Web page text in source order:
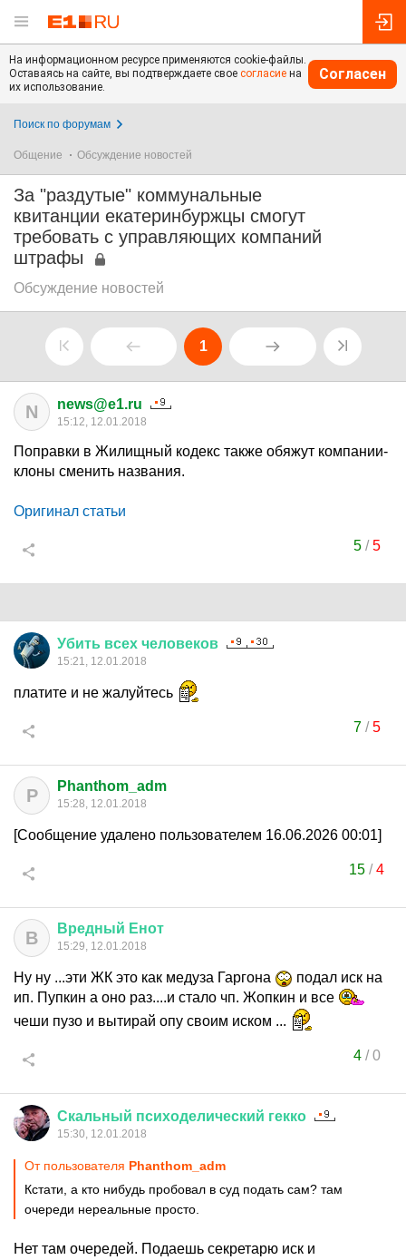
На информационном ресурсе применяются cookie-файлы.
Оставаясь на сайте, вы подтверждаете свое согласие на
их использование.
Согласен
Поиск по форумам
Общение Обсуждение новостей
За "раздутые" коммунальные
квитанции екатеринбуржцы смогут
требовать с управляющих компаний
штрафы
Обсуждение новостей
1
N news@e1.ru
15:12, 12.01.2018
Поправки в Жилищный кодекс также обяжут компании-
клоны сменить названия.
Оригинал статьи
5/5
Убить всех человеков
15:21, 12.01.2018
платите и не жалуйтесь
7/5
P Phanthom_adm
15:28, 12.01.2018
[Сообщение удалено пользователем 16.06.2026 00:01]
15 /4
В Вредный Енот
15:29, 12.01.2018
Ну ну ...эти ЖК это как медуза Гаргона
подал иск на
ип. Пупкин а оно раз....и стало чп. Жопкин и все
чеши пузо и вытирай опу своим иском ...
4/0
Скальный психоделический гекко
15:30, 12.01.2018
От пользователя Phanthom_adm
Кстати, а кто нибудь пробовал в суд подать сам? там
очереди нереальные просто.
Нет там очередей. Подаешь секретарю иск и